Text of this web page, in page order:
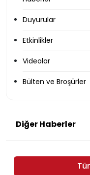
Duyurular
Etkinlikler
Videolar
Bülten ve Broşürler
Diğer Haberler